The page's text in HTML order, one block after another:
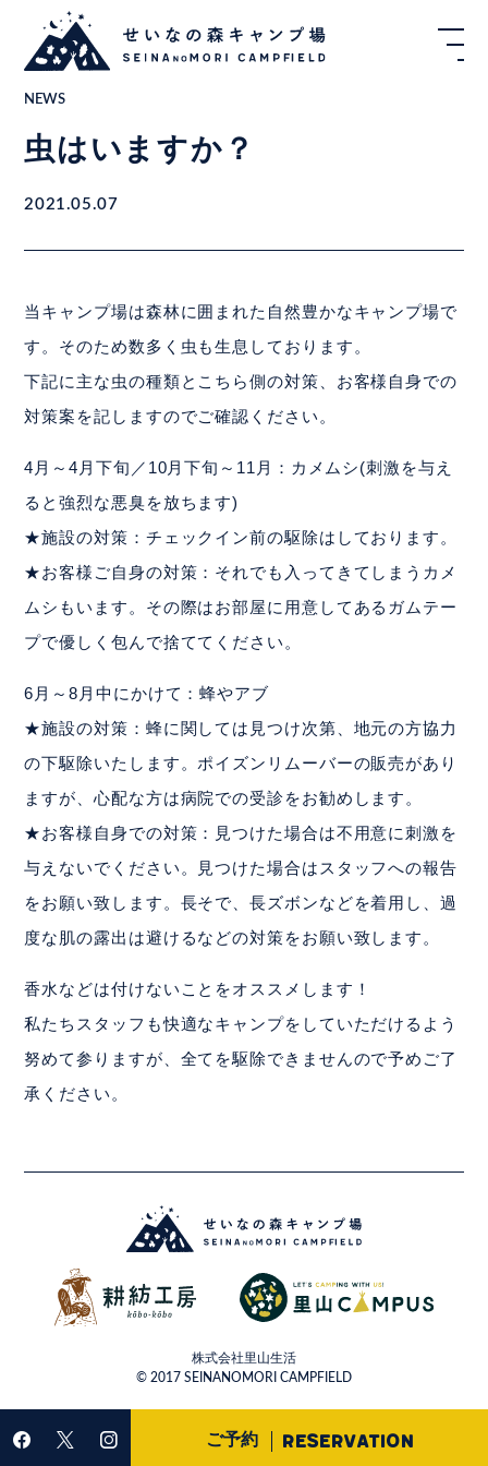
ご予約 reservation
NEWS
虫はいますか？
2021.05.07
当キャンプ場は森林に囲まれた自然豊かなキャンプ場で
す。そのため数多く虫も生息しております。
下記に主な虫の種類とこちら側の対策、お客様自身での
対策案を記しますのでご確認ください。
4月～4月下旬／10月下旬～11月：カメムシ(刺激を与え
ると強烈な悪臭を放ちます)
★施設の対策：チェックイン前の駆除はしております。
★お客様ご自身の対策：それでも入ってきてしまうカメ
ムシもいます。その際はお部屋に用意してあるガムテー
プで優しく包んで捨ててください。
6月～8月中にかけて：蜂やアブ
★施設の対策：蜂に関しては見つけ次第、地元の方協力
の下駆除いたします。ポイズンリムーバーの販売があり
ますが、心配な方は病院での受診をお勧めします。
★お客様自身での対策：見つけた場合は不用意に刺激を
与えないでください。見つけた場合はスタッフへの報告
をお願い致します。長そで、長ズボンなどを着用し、過
度な肌の露出は避けるなどの対策をお願い致します。
香水などは付けないことをオススメします！
私たちスタッフも快適なキャンプをしていただけるよう
努めて参りますが、全てを駆除できませんので予めご了
承ください。
株式会社里山生活
© 2017 SEINANOMORI CAMPFIELD